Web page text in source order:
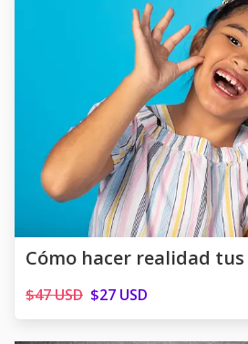
Cómo hacer realidad tus
$47 USD $27 USD